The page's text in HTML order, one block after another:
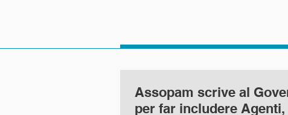
Assopam scrive al
per far includere Agenti,